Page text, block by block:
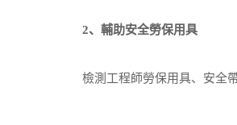
2、輔助安全勞保用具
檢測工程師勞保用具、安全帶